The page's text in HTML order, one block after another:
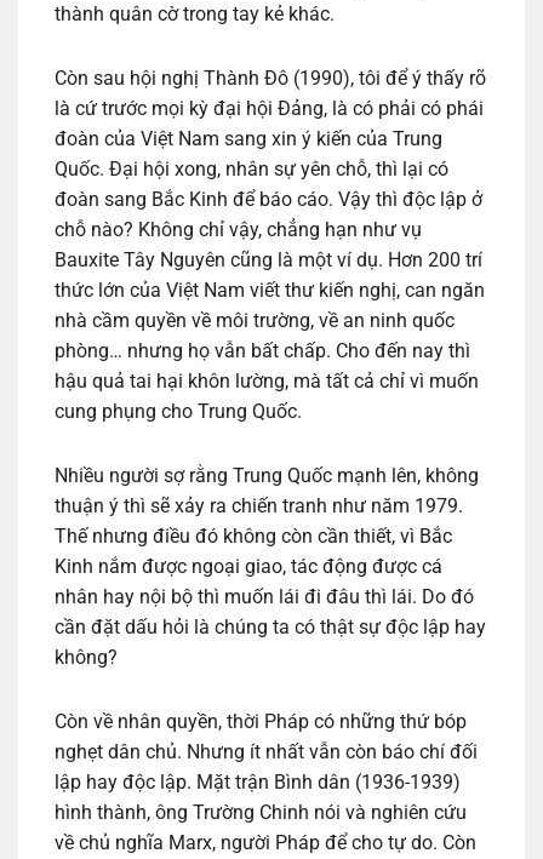
thành quân cờ trong tay kẻ khác.
Còn sau hội nghị Thành Đô (1990), tôi để ý thấy rõ
là cứ trước mọi kỳ đại hội Đảng, là có phải có phái
đoàn của Việt Nam sang xin ý kiến của Trung
Quốc. Đại hội xong, nhân sự yên chỗ, thì lại có
đoàn sang Bắc Kinh để báo cáo. Vậy thì độc lập ở
chỗ nào? Không chỉ vậy, chẳng hạn như vụ
Bauxite Tây Nguyên cũng là một ví dụ. Hơn 200 trí
thức lớn của Việt Nam viết thư kiến nghị, can ngăn
nhà cầm quyền về môi trường, về an ninh quốc
phòng… nhưng họ vẫn bất chấp. Cho đến nay thì
hậu quả tai hại khôn lường, mà tất cả chỉ vì muốn
cung phụng cho Trung Quốc.
Nhiều người sợ rằng Trung Quốc mạnh lên, không
thuận ý thì sẽ xảy ra chiến tranh như năm 1979.
Thế nhưng điều đó không còn cần thiết, vì Bắc
Kinh nắm được ngoại giao, tác động được cá
nhân hay nội bộ thì muốn lái đi đâu thì lái. Do đó
cần đặt dấu hỏi là chúng ta có thật sự độc lập hay
không?
Còn về nhân quyền, thời Pháp có những thứ bóp
nghẹt dân chủ. Nhưng ít nhất vẫn còn báo chí đối
lập hay độc lập. Mặt trận Bình dân (1936-1939)
hình thành, ông Trường Chinh nói và nghiên cứu
về chủ nghĩa Marx, người Pháp để cho tự do. Còn